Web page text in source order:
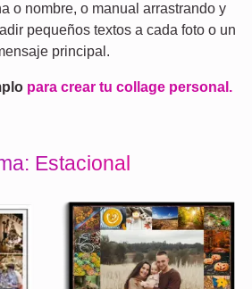
o nombre, o manual arrastrando y
pequeños textos a cada foto o un
principal.
para crear tu collage personal.
Estacional